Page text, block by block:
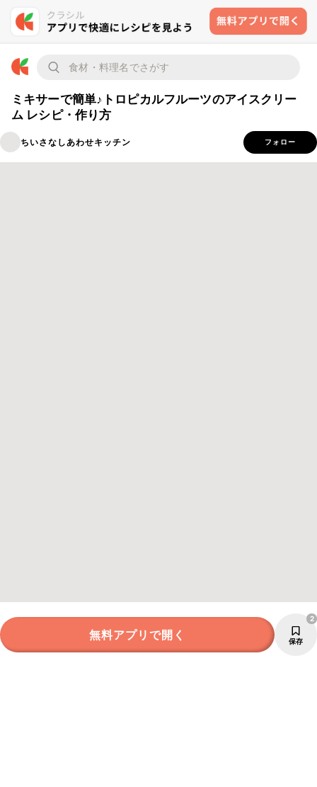
ミキサーで簡単♪トロピカルフルーツのアイスクリー
ム レシピ・作り方
ちいさなしあわせキッチン フォロー
無料アプリで開く 保存
2